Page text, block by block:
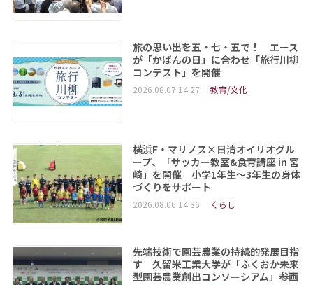
旅の思い出を五・七・五で！ エース
が「かばんの日」に合わせ「旅行川柳
コンテスト」を開催
2026.08.07 14:27 教育/文化
横浜F・マリノス×日清オイリオグル
ープ、「サッカー教室&食育講座 in 宮
崎」を開催 小学1年生～3年生の身体
づくりをサポート
2026.08.06 14:36 くらし
先端技術で園芸農業の持続的発展目指
す 久留米工業大学が「ふくおか未来
型園芸農業創出コンソーシアム」参画